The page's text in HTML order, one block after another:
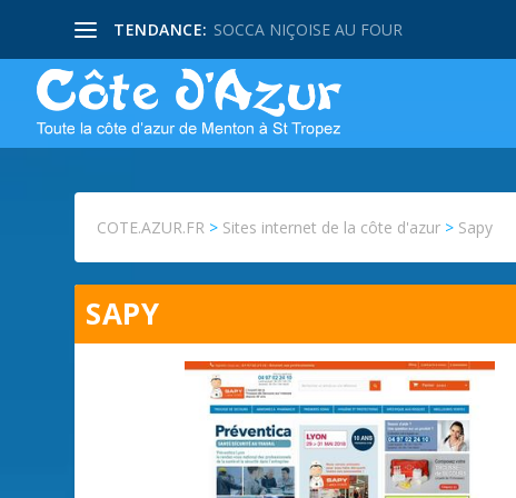
TENDANCE: SOCCA NIÇOISE AU FOUR
COTE.AZUR.FR > Sites internet de la côte d'azur > Sapy
SAPY